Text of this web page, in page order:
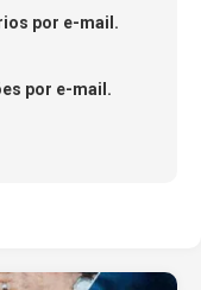
por e-mail.
por e-mail.